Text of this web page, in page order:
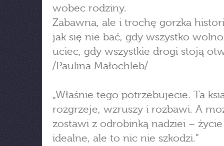
wobec rodziny.
Zabawna, ale i trochę gorzka
jak się nie bać, gdy wszystko
uciec, gdy wszystkie drogi stoją
/Paulina Małochleb/
„Właśnie tego potrzebujecie. Ta
rozgrzeje, wzruszy i rozbawi. A
zostawi z odrobinką nadziei –
idealne, ale to nic nie szkodzi.”